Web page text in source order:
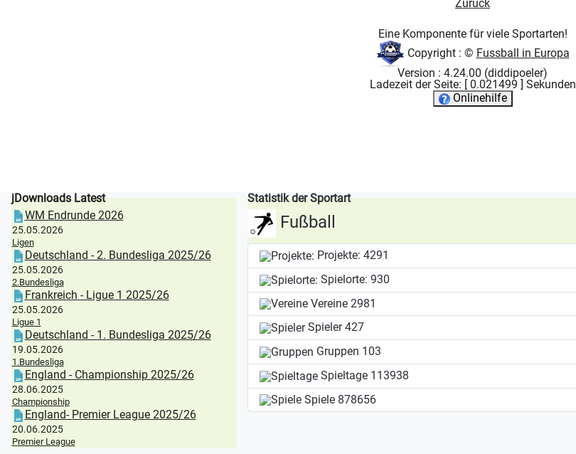
Zurück
Eine Komponente für viele Sportarten!
Copyright : © Fussball in Europa
Version : 4.24.00 (diddipoeler)
Ladezeit der Seite: [ 0.021499 ] Sekunden
Onlinehilfe
jDownloads Latest
WM Endrunde 2026
25.05.2026
Ligen
Deutschland - 2. Bundesliga 2025/26
25.05.2026
2.Bundesliga
Frankreich - Ligue 1 2025/26
25.05.2026
Ligue 1
Deutschland - 1. Bundesliga 2025/26
19.05.2026
1.Bundesliga
England - Championship 2025/26
28.06.2025
Championship
England- Premier League 2025/26
20.06.2025
Premier League
Statistik der Sportart
Fußball
Projekte: 4291
Spielorte: 930
Vereine 2981
Spieler427
Gruppen 103
Spieltage 113938
Spiele 878656